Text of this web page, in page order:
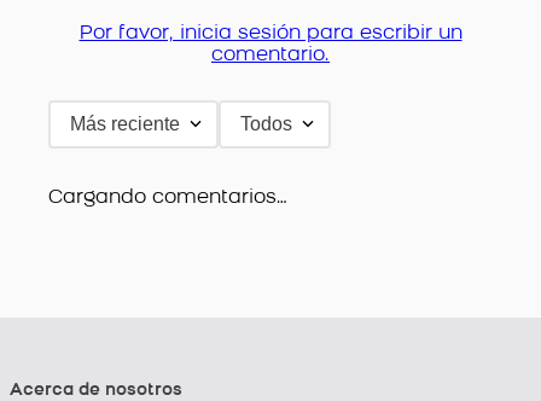
Por favor, inicia sesión para escribir un
comentario.
Más reciente Todos
Cargando comentarios…
Acerca de nosotros